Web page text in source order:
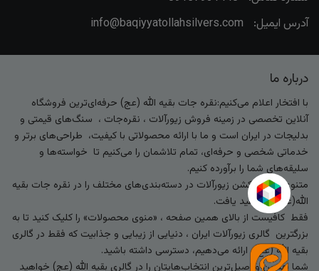
آدرس ایمیل:
info@baqiyyatollahsilvers.com
درباره ما
با افتخار اعلام می‌کنیم:نقره جات بقیه الله (عج) حرفه‌ای‌ترین فروشگاه
آنلاین تخصصی در زمینه فروش زیورآلات ، نقره‌جات ، سنگ‌های قیمتی و
بدلیجات در ایران است و ما با ارائه محصولاتی با کیفیت، طراحی‌های برتر و
خدماتی شخصی و حرفه‌ای، تمام تلاشمان را می‌کنیم تا خواسته‌ها و
سلیقه‌های شما را برآورده کنیم.
متنوع‌ترین کالکشن زیورآلات در دسته‌بندی‌های مختلف را در نقره جات بقیه
الله(عج) خواهید یافت.
فقط کافیست از بالای همین صفحه ، «منوی محصولات» را کلیک کنید تا به
بزرگترین گالری زیورآلات ایران ، دنیایی از زیبایی و جذابیت که فقط در گالری
بقیه الله (عج) ارائه می‌دهیم، دسترسی داشته باشید.
شما بهترین و اصیل‌ترین انتخاب‌هایتان را در گالری بقیه الله (عج) خواهید